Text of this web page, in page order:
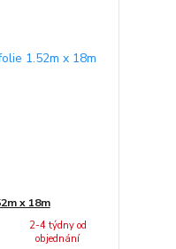
x 18m
2-4 týdny od
objednání